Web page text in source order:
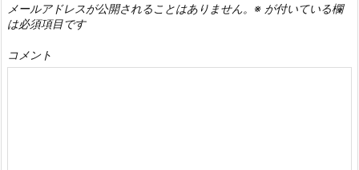
メールアドレスが公開されることはありません。 ※ が付いている欄
は必須項目です
コメント